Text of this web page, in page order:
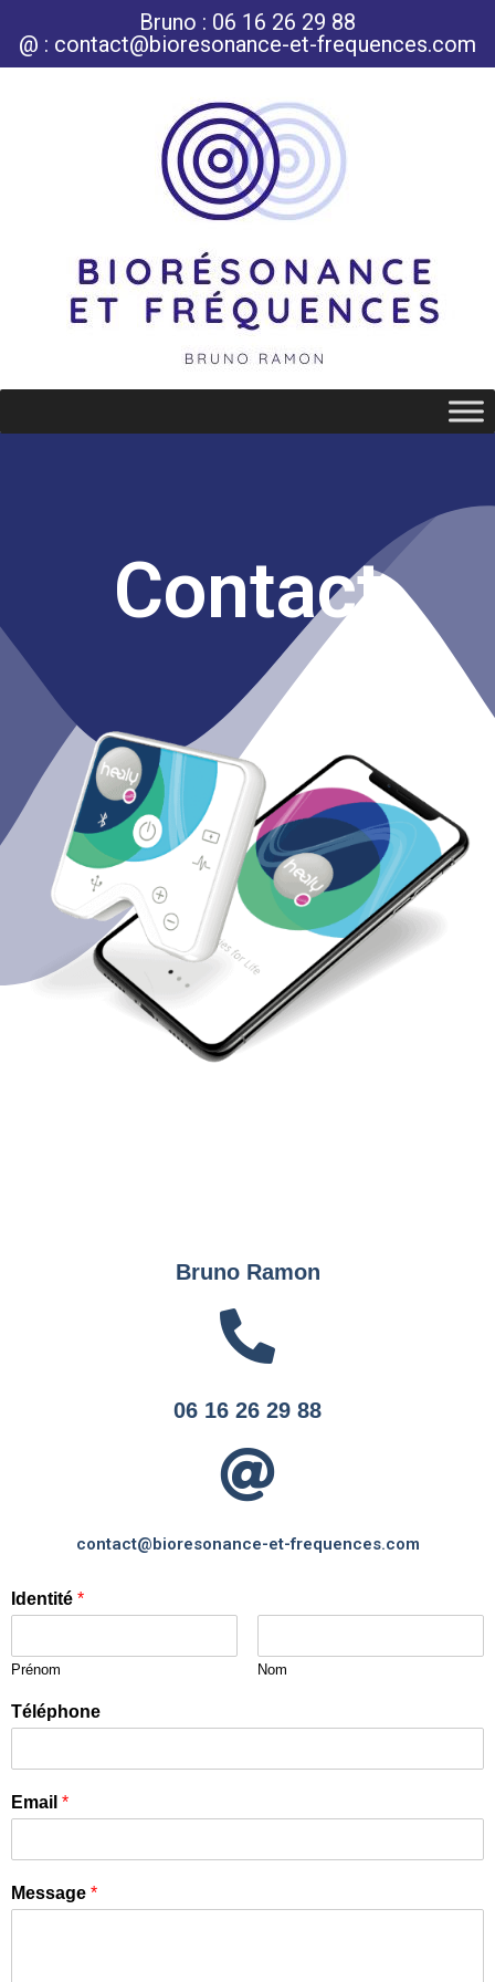
Bruno : 06 16 26 29 88
@ : contact@bioresonance-et-frequences.com
Contact
Bruno Ramon
06 16 26 29 88
contact@bioresonance-et-frequences.com
Identité *
Prénom Nom
Téléphone
Email *
Message *